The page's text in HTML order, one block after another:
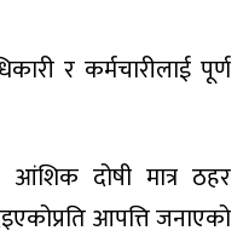
र कर्मचारीलाई पूर्ण
आंशिक दोषी मात्र ठहर
आपत्ति जनाएको